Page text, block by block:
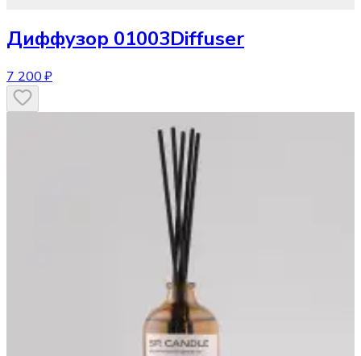
Диффузор 01003Diffuser
7 200 ₽